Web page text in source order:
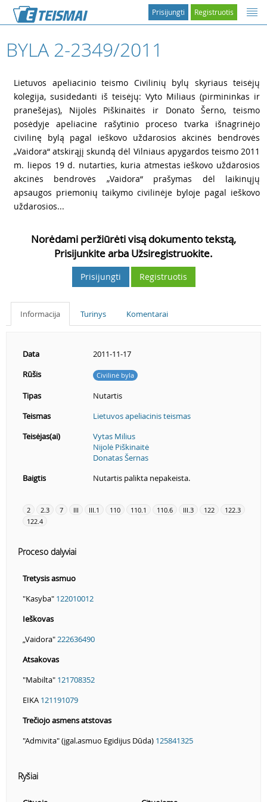
Registruotis
Prisijungti
BYLA 2-2349/2011
Lietuvos apeliacinio teismo Civilinių bylų skyriaus teisėjų
kolegija, susidedanti iš teisėjų: Vyto Miliaus (pirmininkas ir
pranešėjas), Nijolės Piškinaitės ir Donato Šerno, teismo
posėdyje apeliacine rašytinio proceso tvarka išnagrinėjo
civilinę bylą pagal ieškovo uždarosios akcinės bendrovės
„Vaidora“ atskirąjį skundą dėl Vilniaus apygardos teismo 2011
m. liepos 19 d. nutarties, kuria atmestas ieškovo uždarosios
akcinės bendrovės „Vaidora“ prašymas dėl laikinųjų
apsaugos priemonių taikymo civilinėje byloje pagal ieškovo
uždarosios...
Norėdami peržiūrėti visą dokumento tekstą,
Prisijunkite arba Užsiregistruokite.
Prisijungti Registruotis
Informacija Turinys Komentarai
Data
2011-11-17
Rūšis
Civilinė byla
Tipas
Nutartis
Teismas
Lietuvos apeliacinis teismas
Teisėjas(ai)
Vytas Milius
Nijolė Piškinaitė
Donatas Šernas
Baigtis
Nutartis palikta nepakeista.
2 2.3 7 III III.1 110 110.1 110.6 III.3 122
122.3
122.4
Proceso dalyviai
Tretysis asmuo
"Kasyba" 122010012
Ieškovas
„Vaidora"222636490
Atsakovas
"Mabilta" 121708352
EIKA 121191079
Trečiojo asmens atstovas
"Admivita" (įgal.asmuo Egidijus Dūda) 125841325
Ryšiai